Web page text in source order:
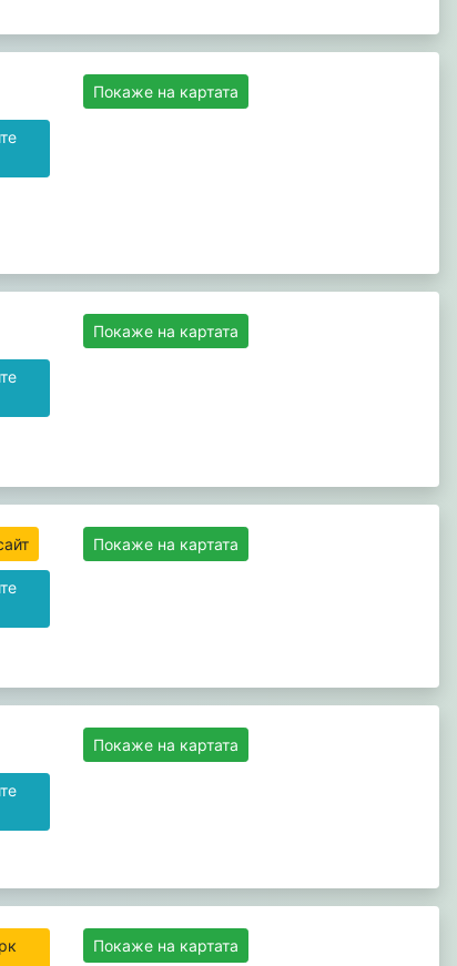
Покаже на картата
Покаже на картата
Покаже на картата
Покаже на картата
Покаже на картата